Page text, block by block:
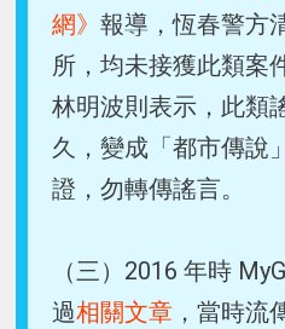
網》報導，恆春警方
所，均未接獲此類案
林明波則表示，此類
久，變成「都市傳說
證，勿轉傳謠言。
（三）2016 年時
過相關文章 ，當時流